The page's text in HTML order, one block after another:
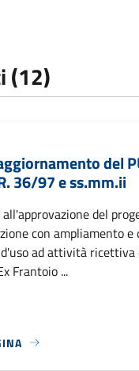
(12)
del
36/97 e ss.mm.ii
all'approvazione del
con ampliamento e
ad attività ricettiva
Frantoio ...